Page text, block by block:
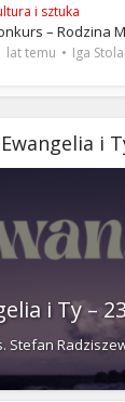
i sztuka
– Rodzina
lat temu Iga
Ewangelia i
i Ty –
Stefan